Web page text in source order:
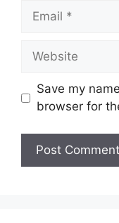
Email
Website
Save my
browser for